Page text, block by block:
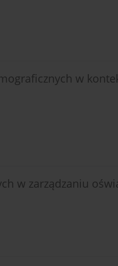
w
w zarządzaniu